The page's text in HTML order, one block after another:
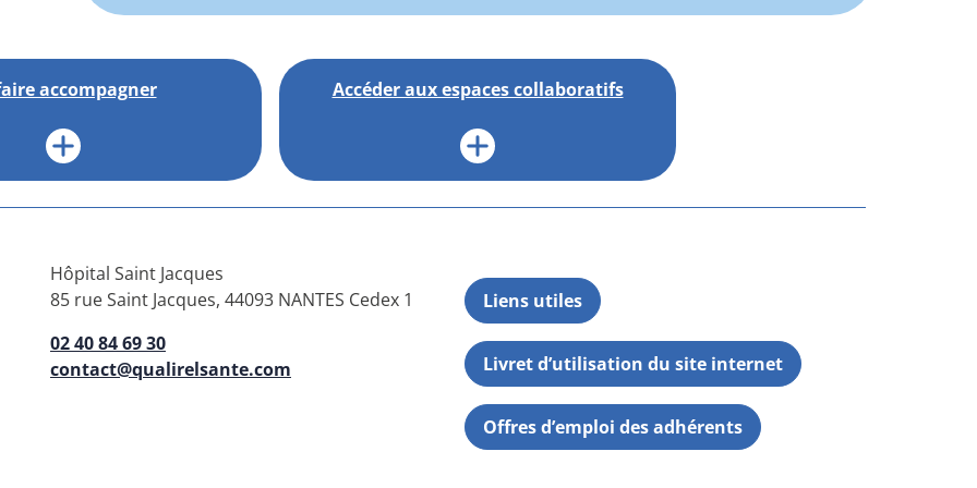
accompagner Accéder aux espaces collaboratifs
Hôpital Saint Jacques
85 rue Saint Jacques, 44093 NANTES Cedex 1
02 40 84 69 30
contact@qualirelsante.com
Liens utiles
Livret d’utilisation du site internet
Offres d’emploi des adhérents